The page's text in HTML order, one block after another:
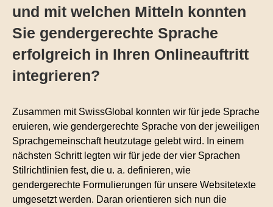
und mit welchen Mitteln konnten
Sie gendergerechte Sprache
erfolgreich in Ihren Onlineauftritt
integrieren?
Zusammen mit SwissGlobal konnten wir für jede Sprache
eruieren, wie gendergerechte Sprache von der jeweiligen
Sprachgemeinschaft heutzutage gelebt wird. In einem
nächsten Schritt legten wir für jede der vier Sprachen
Stilrichtlinien fest, die u. a. definieren, wie
gendergerechte Formulierungen für unsere Websitetexte
umgesetzt werden. Daran orientieren sich nun die